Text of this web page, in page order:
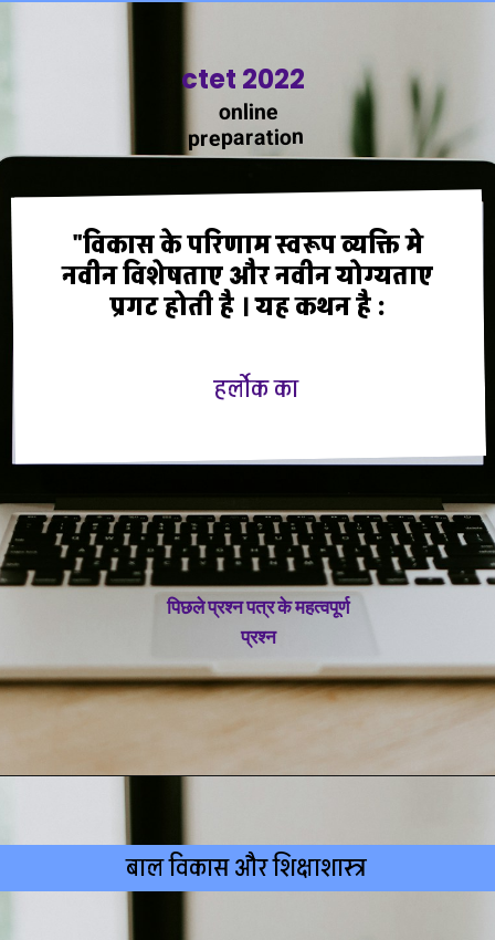
ctet 2022
online
preparation
पिछले प्रश्न पत्र के महत्वपूर्ण
प्रश्न
"विकास के परिणाम स्वरूप व्यक्ति मे
नवीन विशेषताए और नवीन योग्यताए
प्रगट होती है । यह कथन है :
हर्लोक का
बाल विकास और शिक्षाशास्त्र